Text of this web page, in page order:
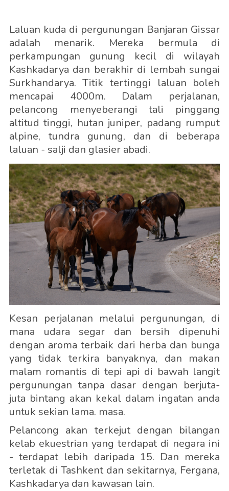
Laluan kuda di pergunungan Banjaran Gissar
adalah menarik. Mereka bermula di
perkampungan gunung kecil di wilayah
Kashkadarya dan berakhir di lembah sungai
Surkhandarya. Titik tertinggi laluan boleh
mencapai 4000m. Dalam perjalanan,
pelancong menyeberangi tali pinggang
altitud tinggi, hutan juniper, padang rumput
alpine, tundra gunung, dan di beberapa
laluan - salji dan glasier abadi.
Kesan perjalanan melalui pergunungan, di
mana udara segar dan bersih dipenuhi
dengan aroma terbaik dari herba dan bunga
yang tidak terkira banyaknya, dan makan
malam romantis di tepi api di bawah langit
pergunungan tanpa dasar dengan berjuta-
juta bintang akan kekal dalam ingatan anda
untuk sekian lama. masa.
Pelancong akan terkejut dengan bilangan
kelab ekuestrian yang terdapat di negara ini
- terdapat lebih daripada 15. Dan mereka
terletak di Tashkent dan sekitarnya, Fergana,
Kashkadarya dan kawasan lain.